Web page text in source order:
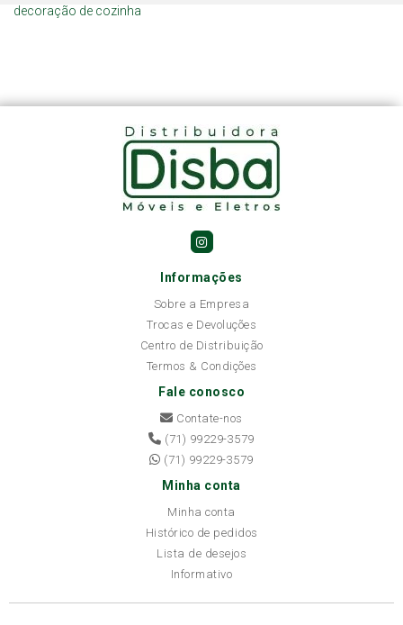
decoração de cozinha
Informações
Sobre a Empresa
Trocas e Devoluções
Centro de Distribuição
Termos & Condições
Fale conosco
Contate-nos
(71) 99229-3579
(71) 99229-3579
Minha conta
Minha conta
Histórico de pedidos
Lista de desejos
Informativo